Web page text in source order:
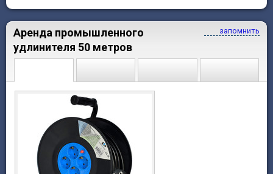
запомнить
Аренда промышленного
удлинителя 50 метров